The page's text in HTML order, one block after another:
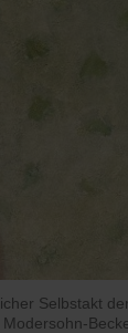
Selbstakt